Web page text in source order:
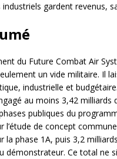
industriels gardent revenus,
du Future Combat Air
un vide militaire. Il
industrielle et
au moins 3,42 milliards
publiques du
l’étude de concept
la phase 1A, puis 3,2
démonstrateur. Ce total ne